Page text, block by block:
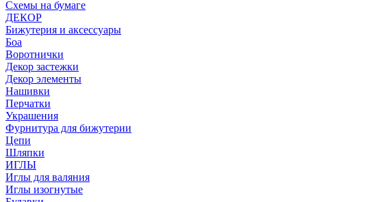
Схемы на бумаге
ДЕКОР
Бижутерия и аксессуары
Боа
Воротнички
Декор застежки
Декор элементы
Нашивки
Перчатки
Украшения
Фурнитура для бижутерии
Цепи
Шляпки
ИГЛЫ
Иглы для валяния
Иглы изогнутые